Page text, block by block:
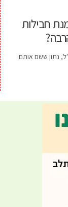
בהזמנת חבילות
חבילות מחו"ל, נתון ששם אותם